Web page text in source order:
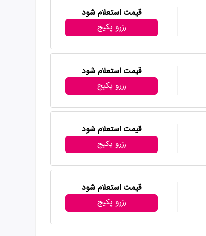
قیمت استعلام شود
رزرو پکیج
قیمت استعلام شود
رزرو پکیج
قیمت استعلام شود
رزرو پکیج
قیمت استعلام شود
رزرو پکیج